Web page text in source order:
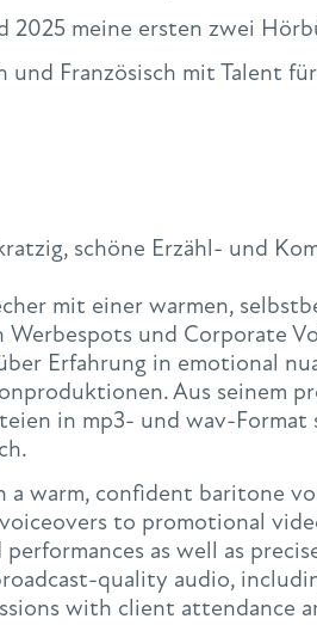
meine ersten zwei
Französisch mit Talent
schöne Erzähl- und
mit einer warmen,
und Corporate
Erfahrung in emotional
Aus seinem
in mp3- und wav-Format
warm, confident baritone
to promotional
as well as
quality audio,
with client attendance